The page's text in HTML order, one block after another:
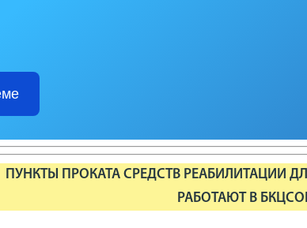
ПУНКТЫ ПРОКАТА СРЕДСТВ РЕАБИЛИТАЦИИ
РАБОТАЮТ В